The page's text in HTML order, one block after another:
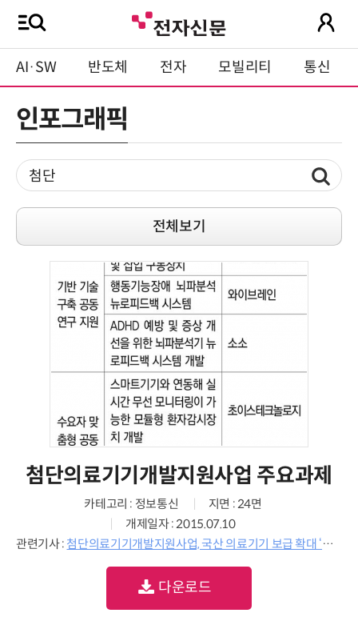
AI·SW 반도체 전자 모빌리티 통신
인포그래픽
전체보기
첨단의료기기개발지원사업 주요과제
카테고리 : 정보통신
지면 : 24면
개제일자 : 2015.07.10
관련기사 : 첨단의료기기개발지원사업, 국산 의료기기 보급 확대 ‘촉매제’ 기대
다운로드